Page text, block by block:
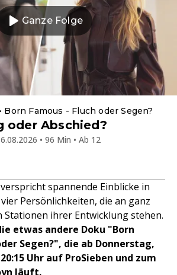
Ganze Folge
Born Famous - Fluch oder Segen?
oder Abschied?
• 96 Min • Ab 12
spannende Einblicke in
Persönlichkeiten, die an ganz
Stationen ihrer Entwicklung stehen.
etwas andere Doku "Born
Segen?", die ab Donnerstag,
Uhr auf ProSieben und zum
läuft.